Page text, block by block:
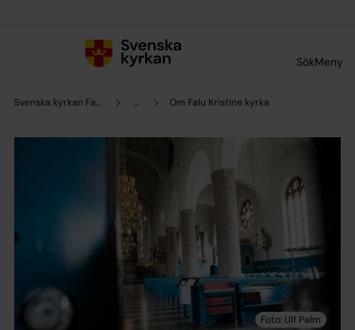
SökMeny
Svenska kyrkan Falun ... Om Falu Kristine kyrka